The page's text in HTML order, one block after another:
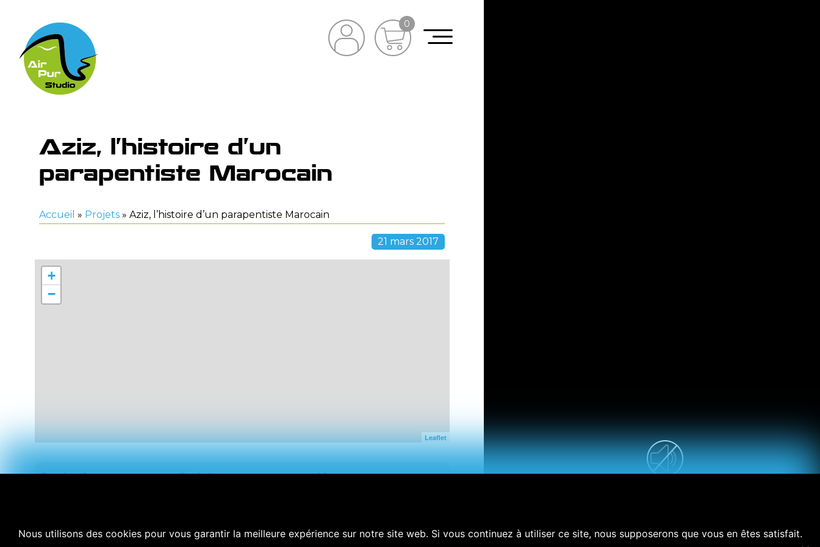
0
Aziz, l’histoire d’un
parapentiste Marocain
Accueil » Projets » Aziz, l’histoire d’un parapentiste Marocain
21 mars 2017
+
−
Leaflet
Production
Projet
Lieux
Interviews Réalisation Cadreurs
Nous utilisons des cookies pour vous garantir la meilleure expérience sur notre site web. Si vous continuez à utiliser ce site, nous supposerons que vous en êtes satisfait.